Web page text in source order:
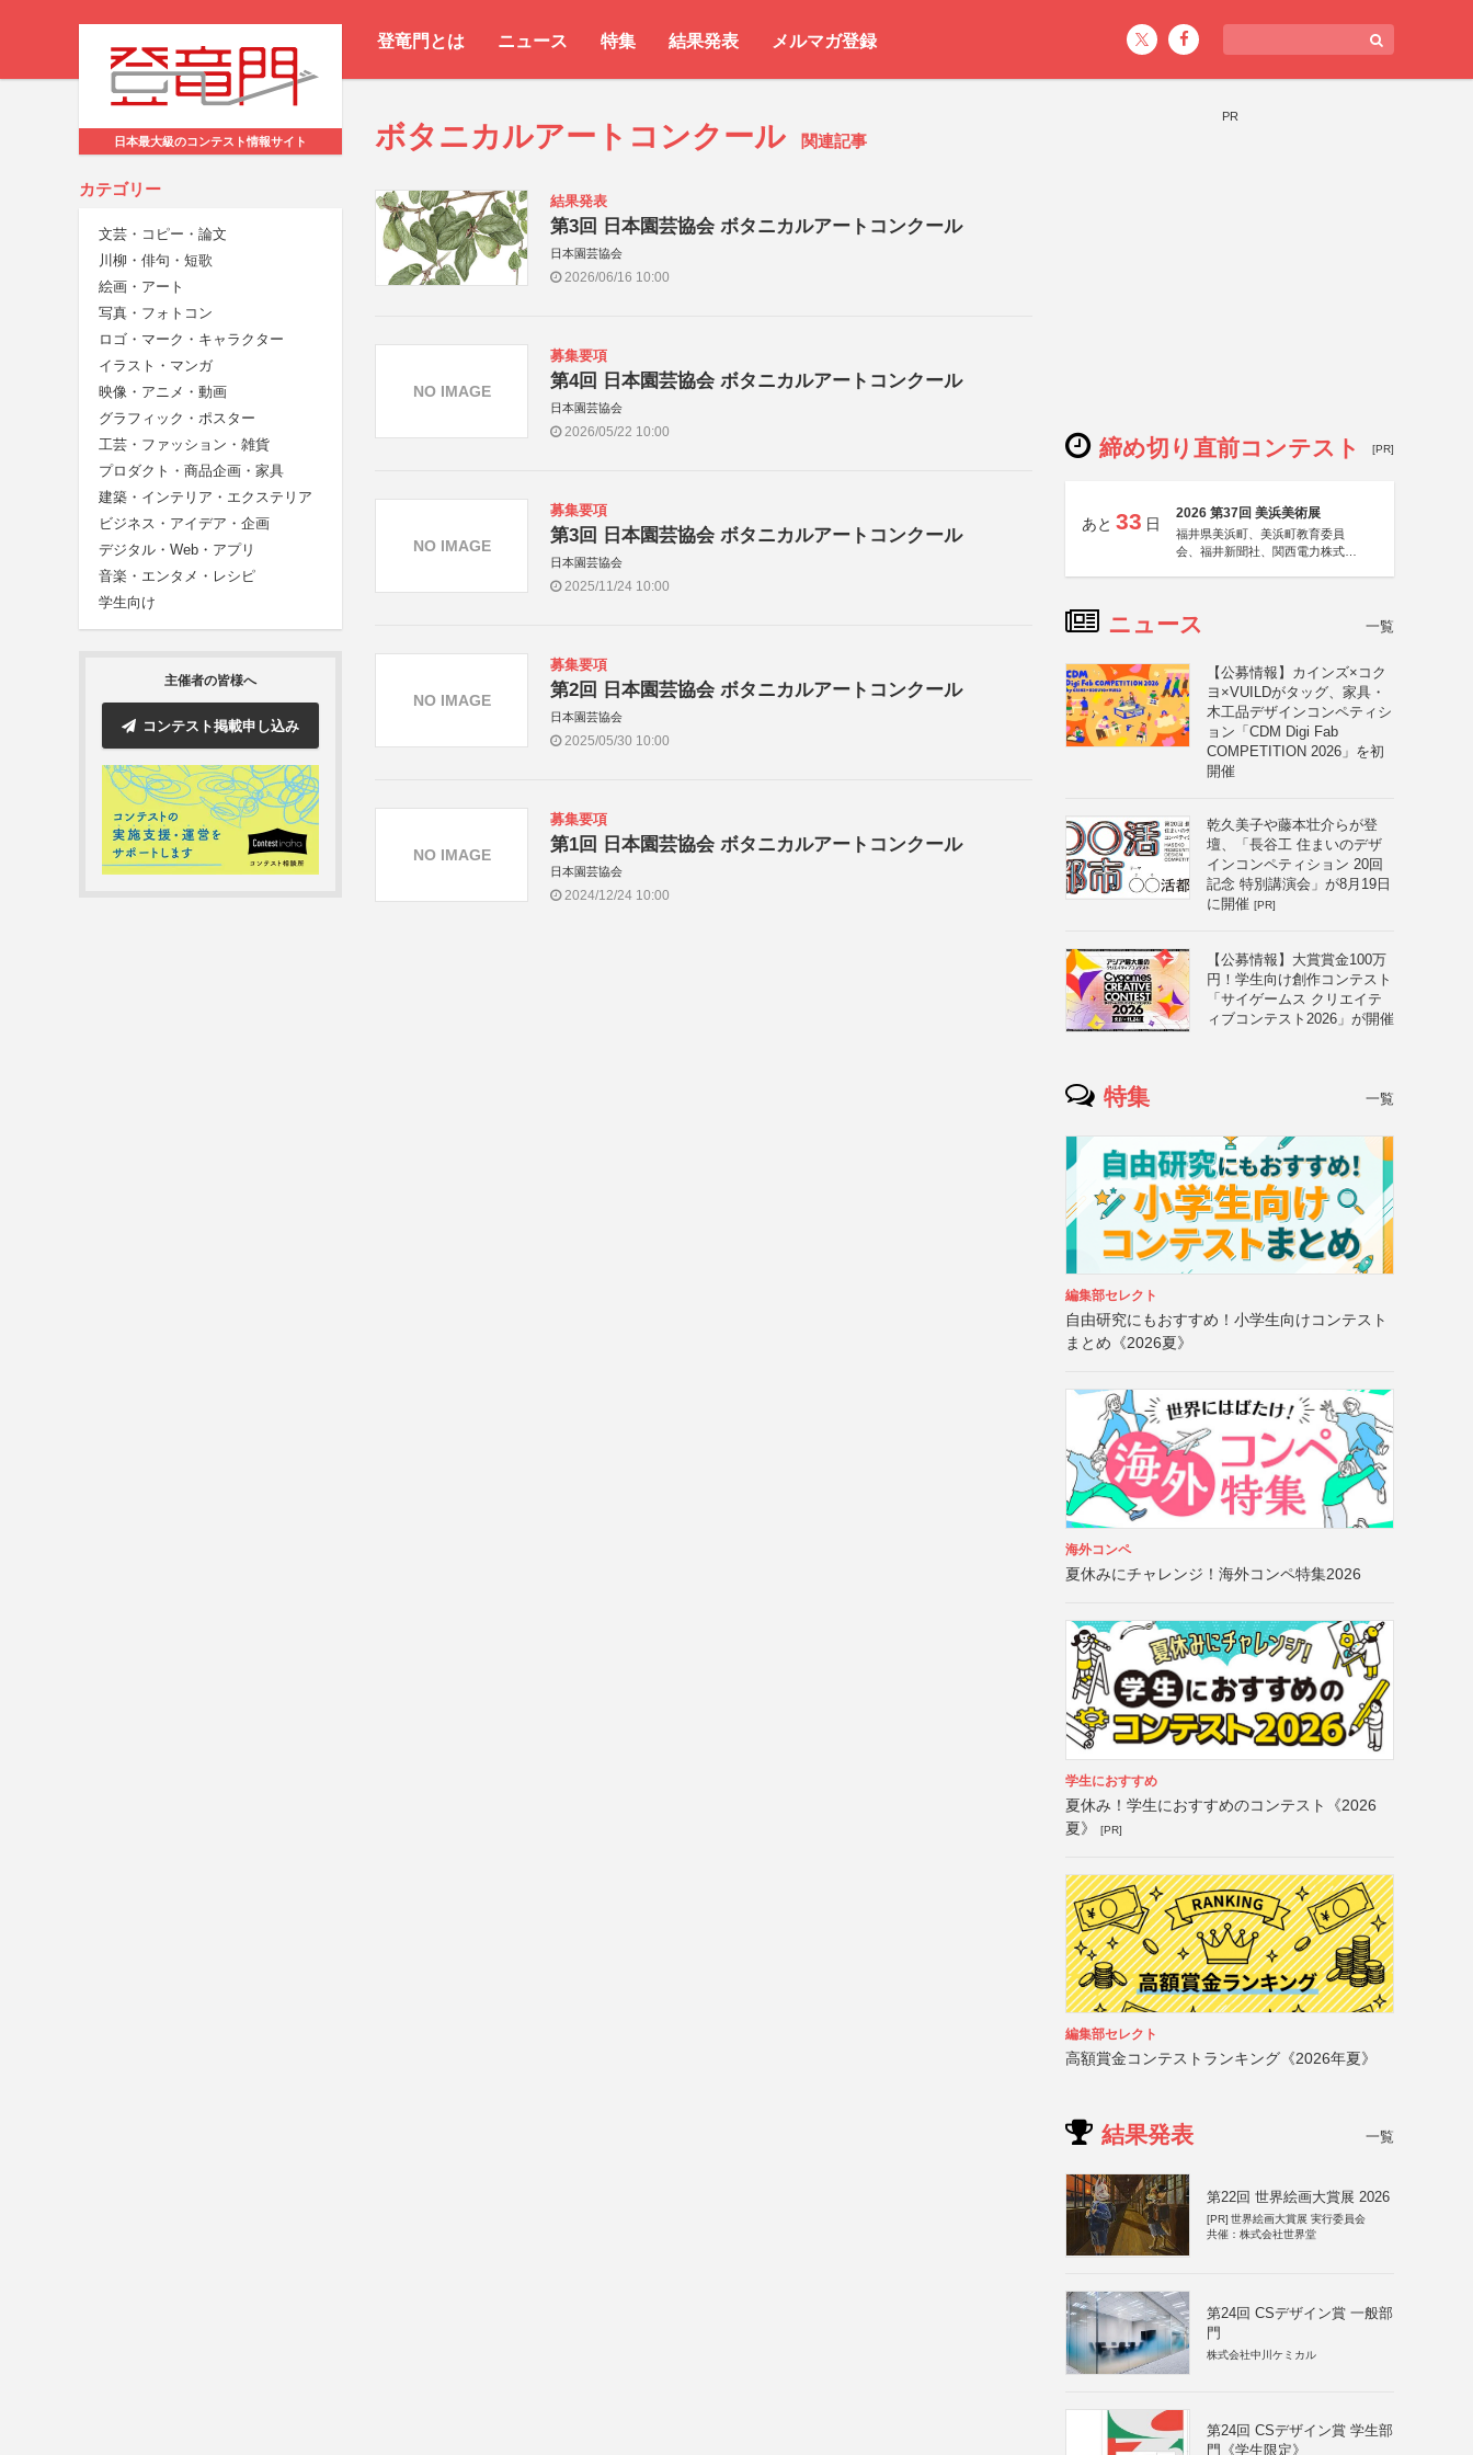
登竜門とは ニュース 特集 結果発表 メルマガ登録
日本最大級のコンテスト情報サイト
カテゴリー
文芸・コピー・論文
川柳・俳句・短歌
絵画・アート
写真・フォトコン
ロゴ・マーク・キャラクター
イラスト・マンガ
映像・アニメ・動画
グラフィック・ポスター
工芸・ファッション・雑貨
プロダクト・商品企画・家具
建築・インテリア・エクステリア
ビジネス・アイデア・企画
デジタル・Web・アプリ
音楽・エンタメ・レシピ
学生向け
主催者の皆様へ
コンテスト掲載申し込み
ボタニカルアートコンクール 関連記事
結果発表
第3回 日本園芸協会 ボタニカルアートコンクール
日本園芸協会
2026/06/16 10:00
募集要項
第4回 日本園芸協会 ボタニカルアートコンクール
日本園芸協会
2026/05/22 10:00
NO IMAGE
募集要項
第3回 日本園芸協会 ボタニカルアートコンクール
日本園芸協会
2025/11/24 10:00
NO IMAGE
募集要項
第2回 日本園芸協会 ボタニカルアートコンクール
日本園芸協会
2025/05/30 10:00
NO IMAGE
募集要項
第1回 日本園芸協会 ボタニカルアートコンクール
日本園芸協会
2024/12/24 10:00
NO IMAGE
PR
締め切り直前コンテスト [PR]
あと 33 日
2026 第37回 美浜美術展
福井県美浜町、美浜町教育委員
会、福井新聞社、関西電力株式会
ニュース 一覧
【公募情報】カインズ×コク
ヨ×VUILDがタッグ、家具・
木工品デザインコンペティシ
ョン「CDM Digi Fab
COMPETITION 2026」を初
開催
乾久美子や藤本壮介らが登
壇、「長谷工 住まいのデザ
インコンペティション 20回
記念 特別講演会」が8月19日
に開催 [PR]
【公募情報】大賞賞金100万
円！学生向け創作コンテスト
「サイゲームス クリエイテ
ィブコンテスト2026」が開催
特集 一覧
編集部セレクト
自由研究にもおすすめ！小学生向けコンテスト
まとめ《2026夏》
海外コンペ
夏休みにチャレンジ！海外コンペ特集2026
学生におすすめ
夏休み！学生におすすめのコンテスト《2026
夏》
[PR]
編集部セレクト
高額賞金コンテストランキング《2026年夏》
結果発表 一覧
第22回 世界絵画大賞展 2026
[PR] 世界絵画大賞展 実行委員会
共催：株式会社世界堂
第24回 CSデザイン賞 一般部
門
株式会社中川ケミカル
第24回 CSデザイン賞 学生部
門《学生限定》